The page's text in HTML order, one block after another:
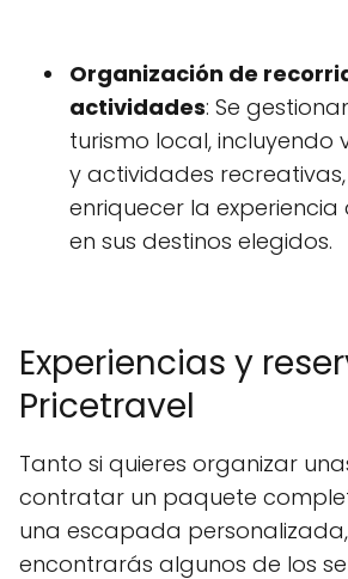
Organización de
actividades: Se
turismo local, incluyendo
y actividades
enriquecer la experiencia
en sus destinos elegidos.
Experiencias y
Pricetravel
Tanto si quieres organizar
contratar un paquete
una escapada
encontrarás algunos de los